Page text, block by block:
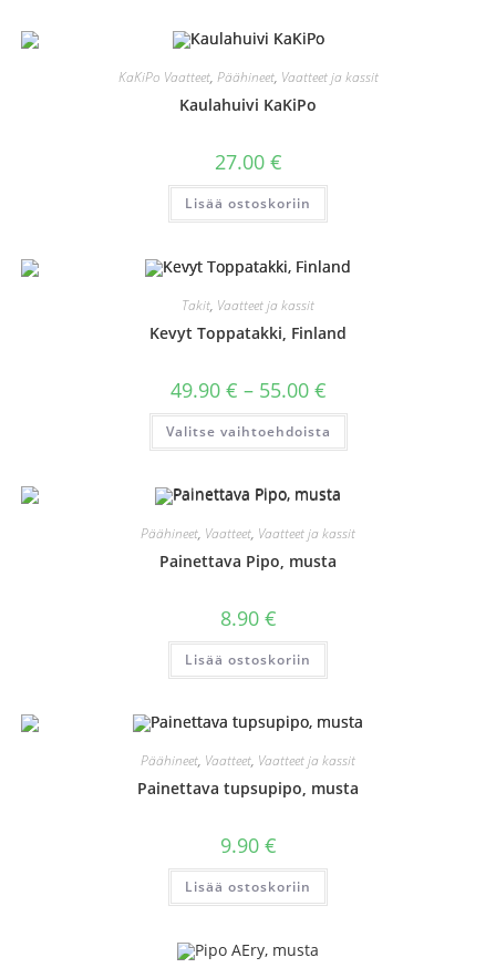
valinnat
tuotteen
KaKiPo Vaatteet, Päähineet, Vaatteet ja kassit
Kaulahuivi KaKiPo
27.00 €
Lisää ostoskoriin
Takit, Vaatteet ja kassit
Kevyt Toppatakki, Finland
49.90 € – 55.00 €Hintaluokka:
49.90 €
-
55.00 €
Valitse vaihtoehdoista
Tällä
on
valinnat
tuotteen
Päähineet, Vaatteet, Vaatteet ja kassit
Painettava Pipo, musta
8.90 €
Lisää ostoskoriin
Päähineet, Vaatteet, Vaatteet ja kassit
Painettava tupsupipo, musta
9.90 €
Lisää ostoskoriin